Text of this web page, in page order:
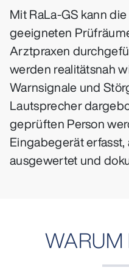
Mit RaLa-GS kann
geeigneten
Arztpraxen
werden realitätsnah
Warnsignale und
Lautsprecher
geprüften Person
Eingabegerät
ausgewertet und